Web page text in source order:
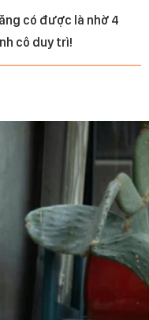
có được là nhờ 4
cô duy trì!